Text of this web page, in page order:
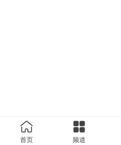
首页 频道